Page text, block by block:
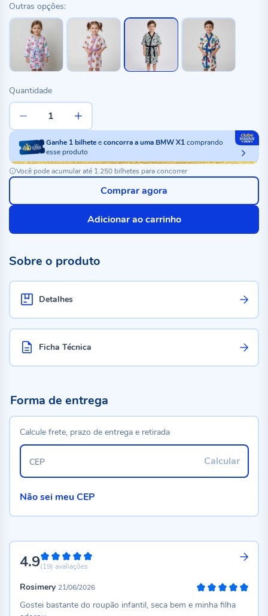
Outras opções:
Quantidade
Ganhe 1bilheteeconcorra a uma BMW X1comprando
esse produto
Você pode acumular até 1.250 bilhetes para concorrer
Adicionar ao carrinho
Comprar agora
Sobre o produto
Detalhes
Ficha Técnica
4.998%
(19) avaliações
Rosimery 21/06/2026
Gostei bastante do roupão infantil, seca bem e minha filha
Forma de entrega
Calcule frete, prazo de entrega e retirada
Calcular
CEP
Não sei meu CEP